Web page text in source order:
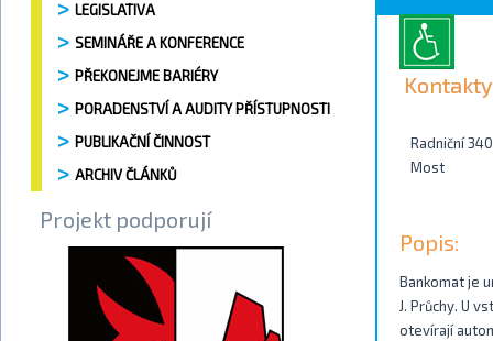
LEGISLATIVA
SEMINÁŘE A KONFERENCE
PŘEKONEJME BARIÉRY
PORADENSTVÍ A AUDITY PŘÍSTUPNOSTI
PUBLIKAČNÍ ČINNOST
ARCHIV ČLÁNKŮ
Projekt podporují
Kontakty
Radniční
Most
Popis:
Bankomat je
J. Průchy. U
otevírají